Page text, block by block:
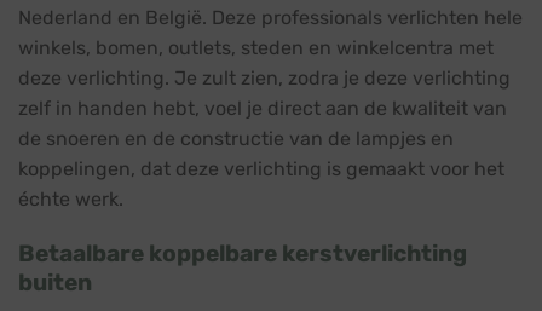
Nederland en België. Deze professionals verlichten hele
winkels, bomen, outlets, steden en winkelcentra met
deze verlichting. Je zult zien, zodra je deze verlichting
zelf in handen hebt, voel je direct aan de kwaliteit van
de snoeren en de constructie van de lampjes en
koppelingen, dat deze verlichting is gemaakt voor het
échte werk.
Betaalbare koppelbare kerstverlichting
buiten